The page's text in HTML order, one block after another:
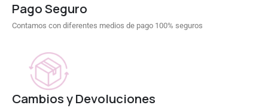
Pago Seguro
Contamos con diferentes medios de pago 100% seguros
Cambios y Devoluciones